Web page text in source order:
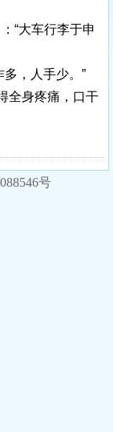
：“大车行李于申
多，人手少。”
全身疼痛，口干
号